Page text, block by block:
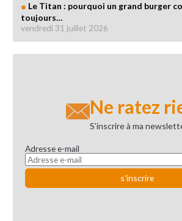
Le Titan : pourquoi un grand burger
toujours…
vendredi 31 juillet 2026
Ne ratez
S’inscrire à ma
Adresse e-mail